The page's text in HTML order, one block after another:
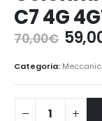
C7 4G
70,00€ Il
era:
Categoria: